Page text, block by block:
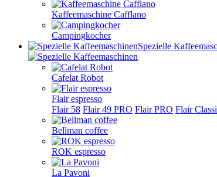
Kaffeemaschine Cafflano
Campingkocher
Spezielle
Cafelat Robot
Flair espresso
Flair 58 Flair 49 PRO Flair PRO Flair
Bellman coffee
ROK espresso
La Pavoni